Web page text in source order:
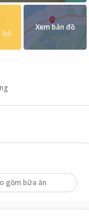
bộ
Xem bản đồ
gồm bữa ăn